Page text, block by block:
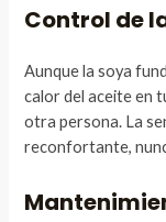
Control de
Aunque la soya
calor del aceite en
otra persona. La
reconfortante,